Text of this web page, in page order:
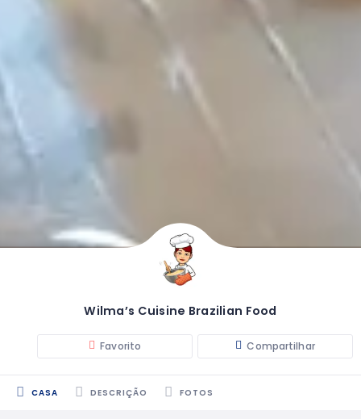
Wilma’s Cuisine Brazilian Food
Favorito Compartilhar
CASA DESCRIÇÃO FOTOS